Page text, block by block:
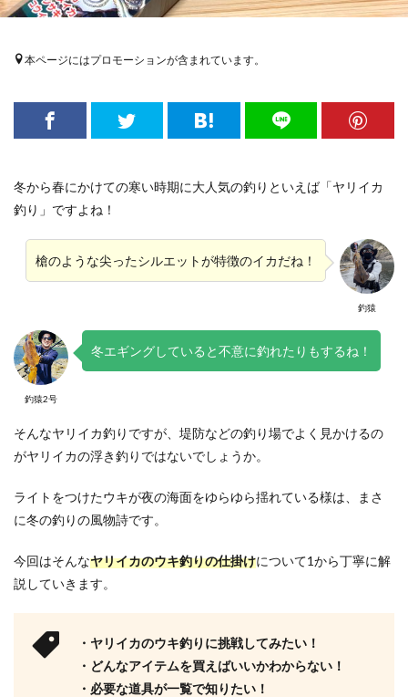
本ページにはプロモーションが含まれています。
冬から春にかけての寒い時期に大人気の釣りといえば「ヤリイカ
釣り」ですよね！
釣猿
槍のような尖ったシルエットが特徴のイカだね！
釣猿2号
冬エギングしていると不意に釣れたりもするね！
そんなヤリイカ釣りですが、堤防などの釣り場でよく見かけるの
がヤリイカの浮き釣りではないでしょうか。
ライトをつけたウキが夜の海面をゆらゆら揺れている様は、まさ
に冬の釣りの風物詩です。
今回はそんなヤリイカのウキ釣りの仕掛けについて1から丁寧に解
説していきます。
・ヤリイカのウキ釣りに挑戦してみたい！
・どんなアイテムを買えばいいかわからない！
・必要な道具が一覧で知りたい！